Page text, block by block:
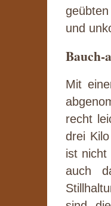
und
Bauch-
Mit
recht
drei
ist nicht
auch